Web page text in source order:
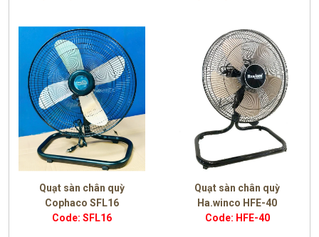
Quạt sàn chân quỳ
Cophaco SFL16
Code: SFL16
Quạt sàn chân quỳ
Ha.winco HFE-40
Code: HFE-40